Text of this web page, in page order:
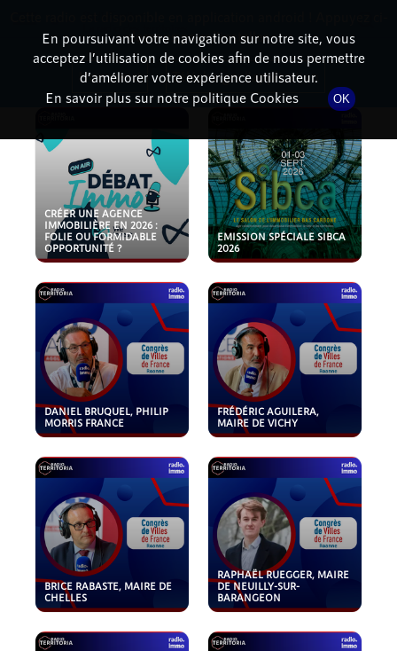
PODCASTS
CRÉER UNE AGENCE
IMMOBILIÈRE EN 2026 :
FOLIE OU FORMIDABLE
OPPORTUNITÉ ?
EMISSION SPÉCIALE SIBCA
2026
DANIEL BRUQUEL, PHILIP
MORRIS FRANCE
FRÉDÉRIC AGUILERA,
MAIRE DE VICHY
BRICE RABASTE, MAIRE DE
CHELLES
RAPHAËL RUEGGER, MAIRE
DE NEUILLY-SUR-
BARANGEON
En poursuivant votre navigation sur notre site, vous
acceptez l’utilisation de cookies afin de nous permettre
d’améliorer votre expérience utilisateur.
En savoir plus sur notre politique Cookies
OK
dessous pour l'installer.
Non merci Télécharger l'application